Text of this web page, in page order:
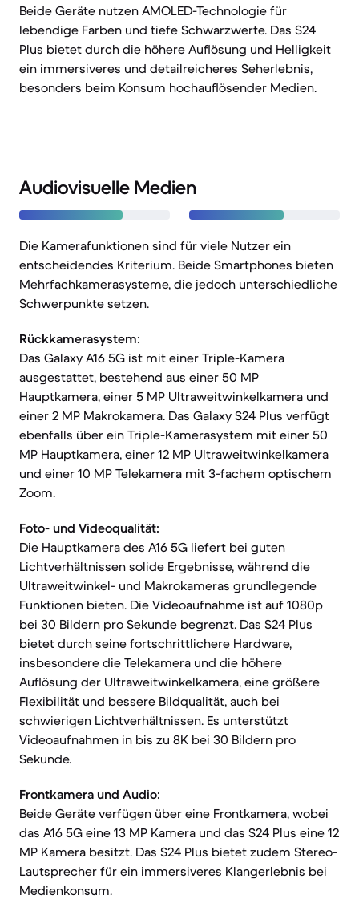
Beide Geräte nutzen AMOLED-Technologie für
lebendige Farben und tiefe Schwarzwerte. Das S24
Plus bietet durch die höhere Auflösung und Helligkeit
ein immersiveres und detailreicheres Seherlebnis,
besonders beim Konsum hochauflösender Medien.
Audiovisuelle Medien
Die Kamerafunktionen sind für viele Nutzer ein
entscheidendes Kriterium. Beide Smartphones bieten
Mehrfachkamerasysteme, die jedoch unterschiedliche
Schwerpunkte setzen.
Rückkamerasystem:
Das Galaxy A16 5G ist mit einer Triple-Kamera
ausgestattet, bestehend aus einer 50 MP
Hauptkamera, einer 5 MP Ultraweitwinkelkamera und
einer 2 MP Makrokamera. Das Galaxy S24 Plus verfügt
ebenfalls über ein Triple-Kamerasystem mit einer 50
MP Hauptkamera, einer 12 MP Ultraweitwinkelkamera
und einer 10 MP Telekamera mit 3-fachem optischem
Zoom.
Foto- und Videoqualität:
Die Hauptkamera des A16 5G liefert bei guten
Lichtverhältnissen solide Ergebnisse, während die
Ultraweitwinkel- und Makrokameras grundlegende
Funktionen bieten. Die Videoaufnahme ist auf 1080p
bei 30 Bildern pro Sekunde begrenzt. Das S24 Plus
bietet durch seine fortschrittlichere Hardware,
insbesondere die Telekamera und die höhere
Auflösung der Ultraweitwinkelkamera, eine größere
Flexibilität und bessere Bildqualität, auch bei
schwierigen Lichtverhältnissen. Es unterstützt
Videoaufnahmen in bis zu 8K bei 30 Bildern pro
Sekunde.
Frontkamera und Audio:
Beide Geräte verfügen über eine Frontkamera, wobei
das A16 5G eine 13 MP Kamera und das S24 Plus eine 12
MP Kamera besitzt. Das S24 Plus bietet zudem Stereo-
Lautsprecher für ein immersiveres Klangerlebnis bei
Medienkonsum.